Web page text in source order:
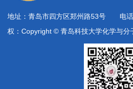
地址：青岛市四方区郑州路53号 电
权：Copyright © 青岛科技大学化学与分